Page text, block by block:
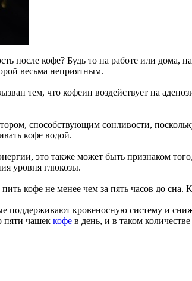
после кофе? Будь то на работе или дома,
весьма неприятным.
тем, что кофеин воздействует на
способствующим сонливости,
кофе водой.
это также может быть признаком
уровня глюкозы.
кофе не менее чем за пять часов до
поддерживают кровеносную систему и
пяти чашек кофе в день, и в таком